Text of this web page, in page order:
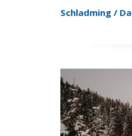
Schladming /